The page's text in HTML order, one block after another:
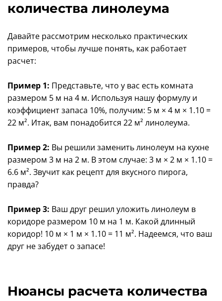
количества линолеума
Давайте рассмотрим несколько практических
примеров, чтобы лучше понять, как работает
расчет:
Пример 1: Представьте, что у вас есть комната
размером 5 м на 4 м. Используя нашу формулу и
коэффициент запаса 10%, получим: 5 м × 4 м × 1.10 =
22 м². Итак, вам понадобится 22 м² линолеума.
Пример 2: Вы решили заменить линолеум на кухне
размером 3 м на 2 м. В этом случае: 3 м × 2 м × 1.10 =
6.6 м². Звучит как рецепт для вкусного пирога,
правда?
Пример 3: Ваш друг решил уложить линолеум в
коридоре размером 10 м на 1 м. Какой длинный
коридор! 10 м × 1 м × 1.10 = 11 м². Надеемся, что ваш
друг не забудет о запасе!
Нюансы расчета количества